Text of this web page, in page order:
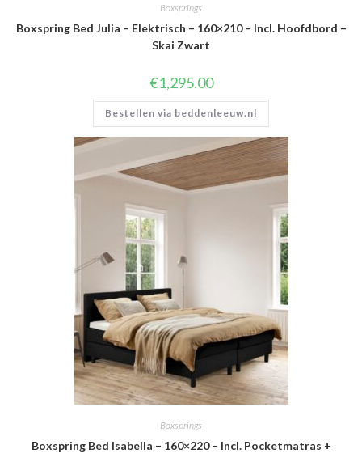
Boxsprings
Boxspring Bed Julia – Elektrisch – 160×210 – Incl. Hoofdbord –
Skai Zwart
€1,295.00
Bestellen via beddenleeuw.nl
Boxsprings
Boxspring Bed Isabella – 160×220 – Incl. Pocketmatras +